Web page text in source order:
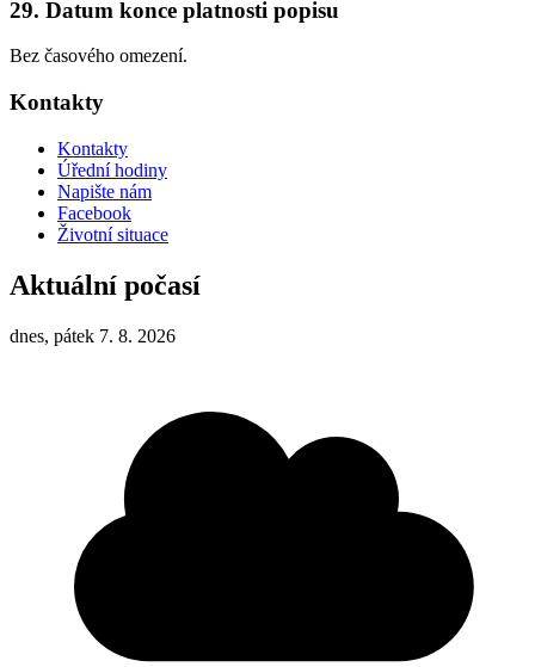
29. Datum konce platnosti popisu
Bez časového omezení.
Kontakty
Kontakty
Úřední hodiny
Napište nám
Facebook
Životní situace
Aktuální počasí
dnes, pátek 7. 8. 2026